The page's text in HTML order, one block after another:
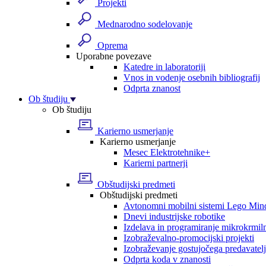
Projekti
Mednarodno sodelovanje
Oprema
Uporabne povezave
Katedre in laboratoriji
Vnos in vodenje osebnih bibliografij
Odprta znanost
Ob študiju
Ob študiju
Karierno usmerjanje
Karierno usmerjanje
Mesec Elektrotehnike+
Karierni partnerji
Obštudijski predmeti
Obštudijski predmeti
Avtonomni mobilni sistemi Lego
Dnevi industrijske robotike
Izdelava in programiranje
Izobraževalno-promocijski projekti
Izobraževanje gostujočega
Odprta koda v znanosti